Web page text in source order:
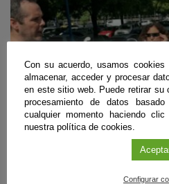
Con su acuerdo, usamos
almacenar, acceder y procesar
en este sitio web. Puede retirar su
procesamiento de datos
cualquier momento haciendo
nuestra política de cookies.
Configurar